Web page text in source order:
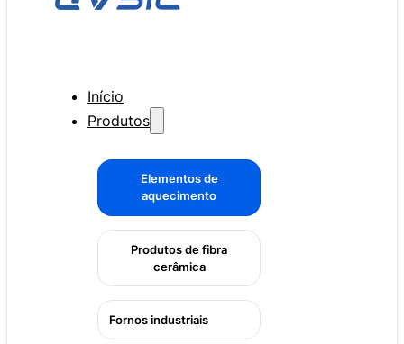
Início
Produtos
Elementos de
aquecimento
Produtos de fibra
cerâmica
Fornos industriais